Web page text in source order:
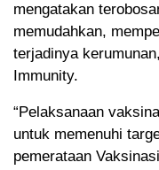
mengatakan
memudahkan,
terjadinya
Immunity.
“Pelaksanaan
untuk memenuhi
pemerataan